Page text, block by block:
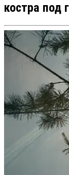
костра под